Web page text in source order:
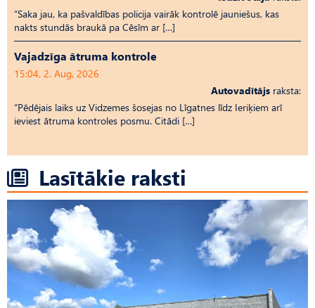
“Saka jau, ka pašvaldības policija vairāk kontrolē jauniešus, kas
nakts stundās braukā pa Cēsīm ar […]
Vajadzīga ātruma kontrole
15:04, 2. Aug, 2026
Autovadītājs raksta:
“Pēdējais laiks uz Vid­ze­mes šosejas no Līgatnes līdz Ieriķiem arī
ieviest ātruma kontroles posmu. Citādi […]
Lasītākie raksti